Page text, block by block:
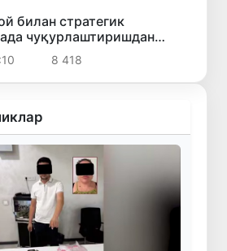
билан стратегик
чуқурлаштиришдан
билдирди
8 418